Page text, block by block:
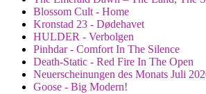
Blossom Cult - Home
Kronstad 23 - Dødehavet
HULDER - Verbolgen
Pinhdar - Comfort In The Silence
Death-Static - Red Fire In The Open
Neuerscheinungen des Monats Juli
Goose - Big Modern!